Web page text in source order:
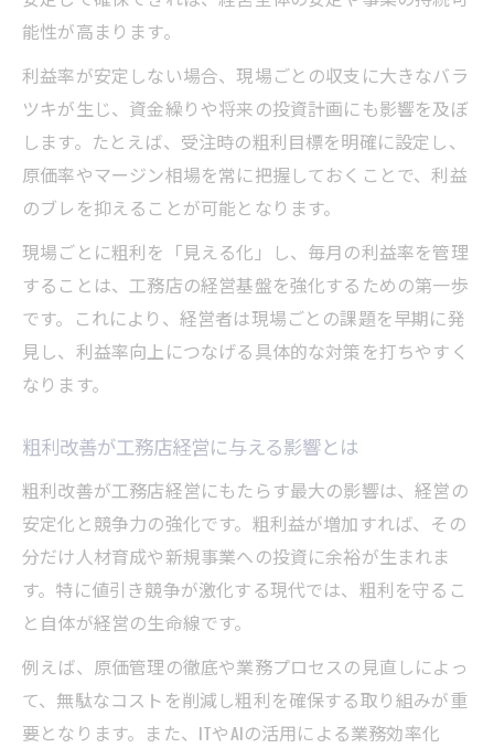
値引き競争に勝つ工務店利益確保法
工務店粗利を守る値引き対策と交渉術
値引き競争に負けない粗利確保の工夫
利益率を守る工務店粗利戦略の実践法
適正価格設定で工務店粗利を維持する方法
工務店粗利改善と値引き抑制のポイント
持続可能な成長実現と粗利最適化の道
工務店粗利最適化で持続的成長を目指す
粗利改善が工務店の未来を切り拓く理由
利益率強化による工務店成長モデルの構築
粗利最適化が工務店経営にもたらす効果
能性が高まります。
利益率が安定しない場合、現場ごとの収支に大きなバラ
ツキが生じ、資金繰りや将来の投資計画にも影響を及ぼ
します。たとえば、受注時の粗利目標を明確に設定し、
原価率やマージン相場を常に把握しておくことで、利益
のブレを抑えることが可能となります。
現場ごとに粗利を「見える化」し、毎月の利益率を管理
することは、工務店の経営基盤を強化するための第一歩
です。これにより、経営者は現場ごとの課題を早期に発
見し、利益率向上につなげる具体的な対策を打ちやすく
なります。
粗利改善が工務店経営に与える影響とは
粗利改善が工務店経営にもたらす最大の影響は、経営の
安定化と競争力の強化です。粗利益が増加すれば、その
分だけ人材育成や新規事業への投資に余裕が生まれま
す。特に値引き競争が激化する現代では、粗利を守るこ
と自体が経営の生命線です。
例えば、原価管理の徹底や業務プロセスの見直しによっ
て、無駄なコストを削減し粗利を確保する取り組みが重
要となります。また、ITやAIの活用による業務効率化